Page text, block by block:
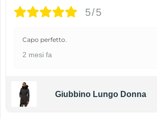
5/5
Capo perfetto.
2 mesi fa
Giubbino Lungo Donna